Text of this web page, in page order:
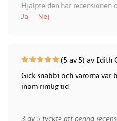
Hjälpte den här recensionen
Ja
Nej
(5 av 5) av Edith
Gick snabbt och varorna var
inom rimlig tid
3 av 5 tyckte att denna